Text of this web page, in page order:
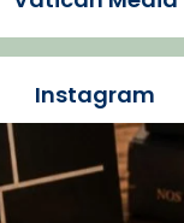
Share
Instagram